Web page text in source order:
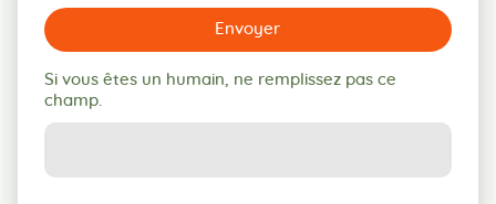
Envoyer
Si vous êtes un humain, ne remplissez pas ce
champ.